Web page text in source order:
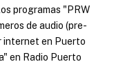
programas "PRW
de audio (pre-
internet en Puerto
en Radio Puerto